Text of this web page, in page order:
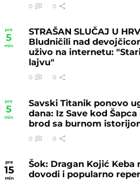
0 0
pre
5
min
STRAŠAN SLUČAJ U
Bludničili nad
uživo na internetu:
lajvu"
0 0
pre
5
min
Savski Titanik ponovo
dana: Iz Save kod
brod sa burnom
0 0
pre
15
min
Šok: Dragan Kojić Keba
dovodi i popularno